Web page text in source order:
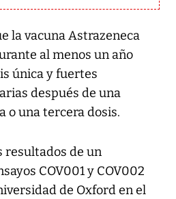
la vacuna Astrazeneca
al menos un año
única y fuertes
después de una
o una tercera dosis.
resultados de un
COV001 y COV002
de Oxford en el